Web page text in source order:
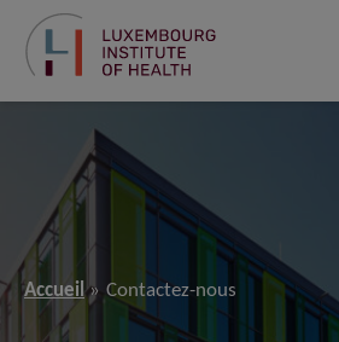
Accueil Contactez-nous